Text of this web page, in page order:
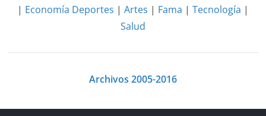
| Economía Deportes | Artes | Fama | Tecnología |
Salud
Archivos 2005-2016